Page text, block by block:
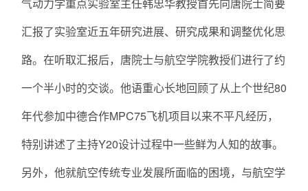
汇报了实验室近五年研究进展、研究成果和调整优化思
路。在听取汇报后，唐院士与航空学院教授们进行了约
一个半小时的交谈。他语重心长地回顾了从上个世纪80
年代参加中德合作MPC75飞机项目以来不平凡经历，
特别讲述了主持Y20设计过程中一些鲜为人知的故事。
另外，他就航空传统专业发展所面临的困境，与航空学